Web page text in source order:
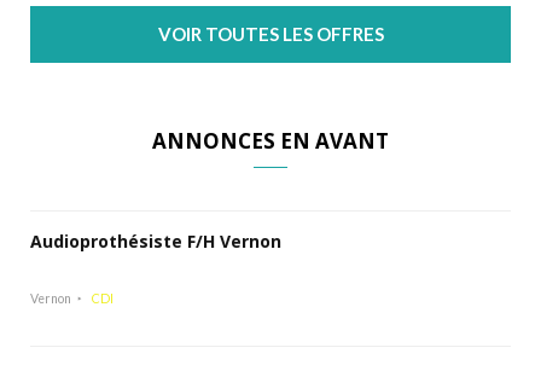
VOIR TOUTES LES OFFRES
ANNONCES EN AVANT
Audioprothésiste F/H Vernon
Vernon CDI